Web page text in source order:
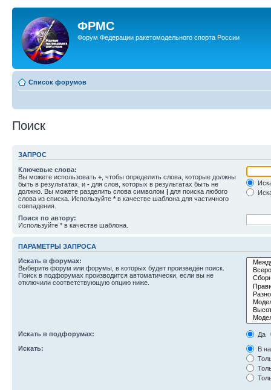
ФРМС
Форум Федерации ракетомодельного спорта России
Список форумов
Поиск
ЗАПРОС
Ключевые слова:
Вы можете использовать + , чтобы определить слова, которые должны
быть в результатах, и - для слов, которых в результатах быть не
должно. Вы можете разделить слова символом | для поиска любого
слова из списка. Используйте * в качестве шаблона для частичного
совпадения.
Поиск по автору:
Используйте * в качестве шаблона.
ПАРАМЕТРЫ ЗАПРОСА
Искать в форумах:
Выберите форум или форумы, в которых будет произведён поиск.
Поиск в подфорумах производится автоматически, если вы не
отключили соответствующую опцию ниже.
Искать в подфорумах:
Да
Искать:
В